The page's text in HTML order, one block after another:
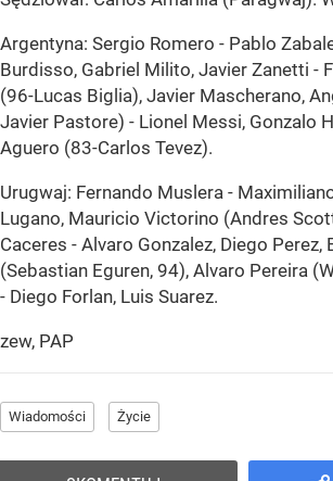
Argentyna: Sergio Romero - Pablo
Burdisso, Gabriel Milito, Javier Zanetti -
(96-Lucas Biglia), Javier Mascherano,
Javier Pastore) - Lionel Messi, Gonzalo
Aguero (83-Carlos Tevez).
Urugwaj: Fernando Muslera -
Lugano, Mauricio Victorino (Andres
Caceres - Alvaro Gonzalez, Diego Perez,
(Sebastian Eguren, 94), Alvaro Pereira
- Diego Forlan, Luis Suarez.
zew, PAP
Wiadomości Życie